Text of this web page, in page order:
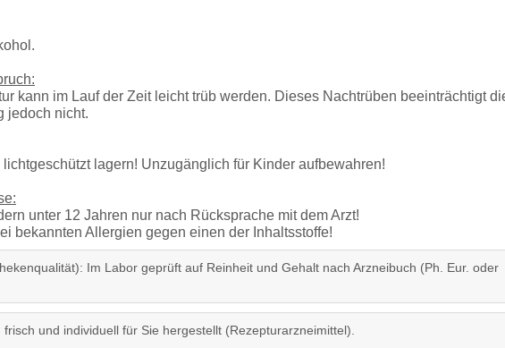
kann im Lauf der Zeit leicht trüb werden. Dieses Nachtrüben beeinträchtigt
jedoch nicht.
lichtgeschützt lagern! Unzugänglich für Kinder aufbewahren!
unter 12 Jahren nur nach Rücksprache mit dem Arzt!
bekannten Allergien gegen einen der Inhaltsstoffe!
Im Labor geprüft auf Reinheit und Gehalt nach Arzneibuch (Ph. Eur. oder
und individuell für Sie hergestellt (Rezepturarzneimittel).